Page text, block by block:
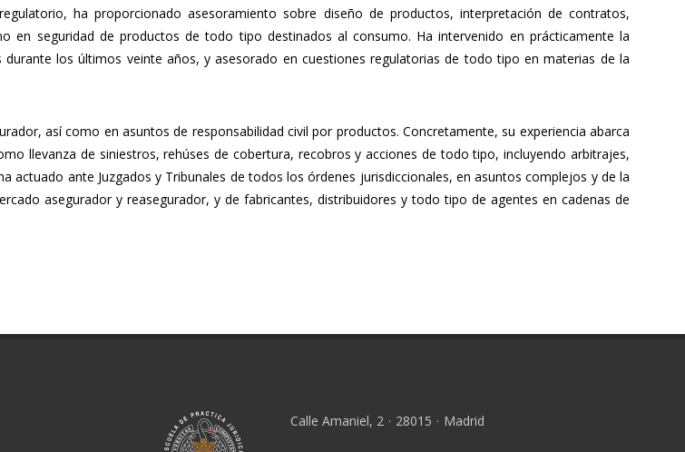
ha proporcionado asesoramiento sobre diseño de productos, interpretación de contratos,
en seguridad de productos de todo tipo destinados al consumo. Ha intervenido en prácticamente la
los últimos veinte años, y asesorado en cuestiones regulatorias de todo tipo en materias de la
así como en asuntos de responsabilidad civil por productos. Concretamente, su experiencia abarca
llevanza de siniestros, rehúses de cobertura, recobros y acciones de todo tipo, incluyendo arbitrajes,
ante Juzgados y Tribunales de todos los órdenes jurisdiccionales, en asuntos complejos y de la
asegurador y reasegurador, y de fabricantes, distribuidores y todo tipo de agentes en cadenas de
Calle Amaniel, 2 · 28015 · Madrid